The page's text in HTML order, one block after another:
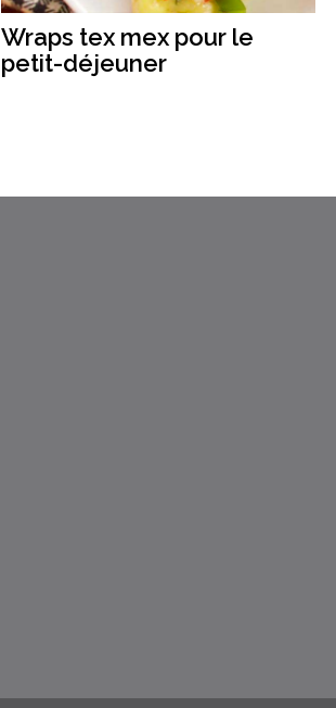
Wraps tex mex pour le
petit-déjeuner